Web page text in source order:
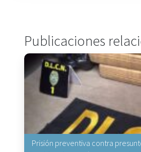
Publicaciones
Prisión preventiva contra